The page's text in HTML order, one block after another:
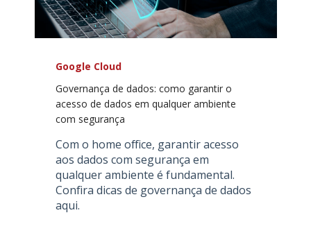
Google Cloud
Governança de dados: como garantir o
acesso de dados em qualquer ambiente
com segurança
Com o home office, garantir acesso
aos dados com segurança em
qualquer ambiente é fundamental.
Confira dicas de governança de dados
aqui.